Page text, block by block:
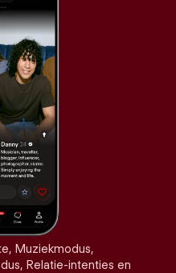
Muziekmodus,
Relatie-intenties en